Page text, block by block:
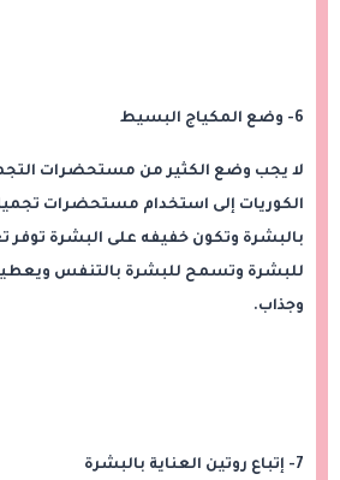
6- وضع المكياج البسيط
لا يجب وضع الكثير من مستحضرات
الكوريات إلى استخدام مستحضرات
بالبشرة وتكون خفيفه على البشرة
للبشرة وتسمح للبشرة بالتنفس
وجذاب.
7- إتباع روتين العناية بالبشرة